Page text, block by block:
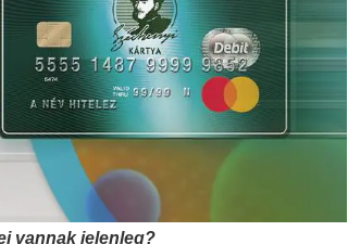
vannak jelenleg?